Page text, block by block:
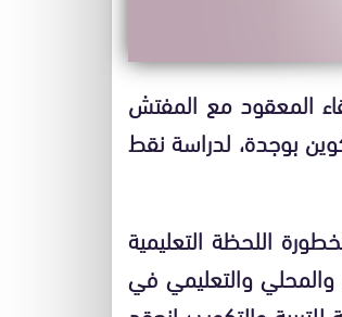
المعقود مع المفتش
بوجدة، لدراسة نقط
اللحظة التعليمية
والتعليمي في